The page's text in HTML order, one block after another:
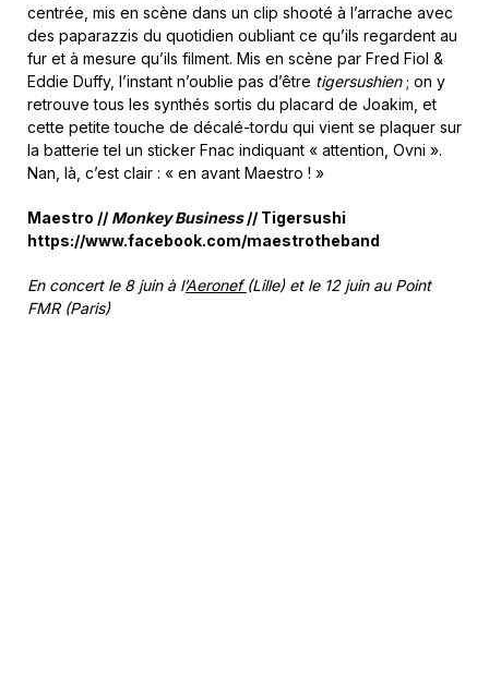
centrée, mis en scène dans un clip shooté à l’arrache avec
des paparazzis du quotidien oubliant ce qu’ils regardent au
fur et à mesure qu’ils filment. Mis en scène par Fred Fiol &
Eddie Duffy, l’instant n’oublie pas d’être tigersushien; on y
retrouve tous les synthés sortis du placard de Joakim, et
cette petite touche de décalé-tordu qui vient se plaquer sur
la batterie tel un sticker Fnac indiquant « attention, Ovni ».
Nan, là, c’est clair : « en avant Maestro ! »
Maestro // Monkey Business// Tigersushi
https://www.facebook.com/maestrotheband
En concert le 8 juin à l’Aeronef(Lille) et le 12 juin au Point
FMR (Paris)